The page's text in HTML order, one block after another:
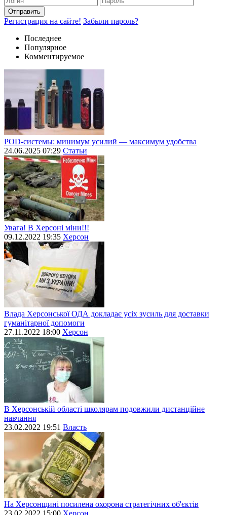
Отправить
Регистрация на сайте! Забыли пароль?
Последнее
Популярное
Комментируемое
POD-системы: минимум усилий — максимум удобства
24.06.2025 07:29 Статьи
Увага! В Херсоні міни!!!
09.12.2022 19:35 Херсон
Влада Херсонської ОДА докладає усіх зусиль для доставки
гуманітарної допомоги
27.11.2022 18:00 Херсон
В Херсонській області школярам подовжили дистанційне
навчання
23.02.2022 19:51 Власть
На Херсонщині посилена охорона стратегічних об'єктів
23.02.2022 15:00 Херсон